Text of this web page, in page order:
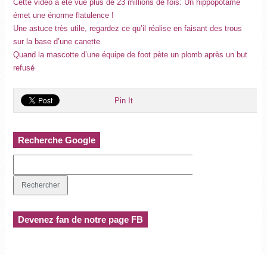
Cette vidéo a été vue plus de 23 millions de fois: Un hippopotame
émet une énorme flatulence !
Une astuce très utile, regardez ce qu’il réalise en faisant des trous
sur la base d’une canette
Quand la mascotte d’une équipe de foot pète un plomb après un but
refusé
Pin It
Recherche Google
Devenez fan de notre page FB